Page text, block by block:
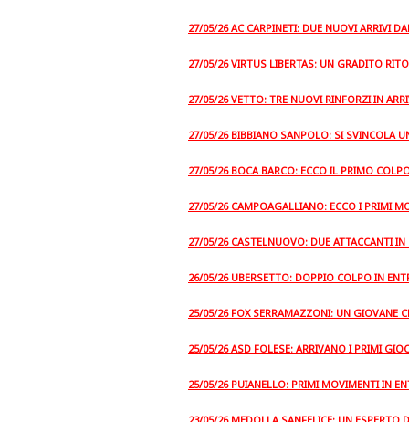
27/05/26 AC CARPINETI: DUE NUOVI ARRIVI
27/05/26 VIRTUS LIBERTAS: UN GRADITO
27/05/26 VETTO: TRE NUOVI RINFORZI IN
27/05/26 BIBBIANO SANPOLO: SI SVINCOLA
27/05/26 BOCA BARCO: ECCO IL PRIMO
27/05/26 CAMPOAGALLIANO: ECCO I PRIMI
27/05/26 CASTELNUOVO: DUE ATTACCANTI
26/05/26 UBERSETTO: DOPPIO COLPO IN
25/05/26 FOX SERRAMAZZONI: UN GIOVANE
25/05/26 ASD FOLESE: ARRIVANO I PRIMI
25/05/26 PUIANELLO: PRIMI MOVIMENTI IN